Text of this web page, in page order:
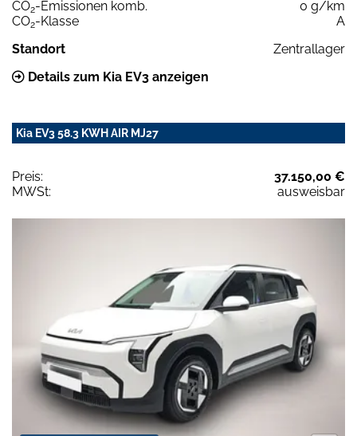
CO2-Emissionen komb.
0 g/km
CO2-Klasse
A
Standort
Zentrallager
Details zum Kia EV3 anzeigen
Kia EV3 58.3 KWH AIR MJ27
Preis:
37.150,00 €
MWSt:
ausweisbar